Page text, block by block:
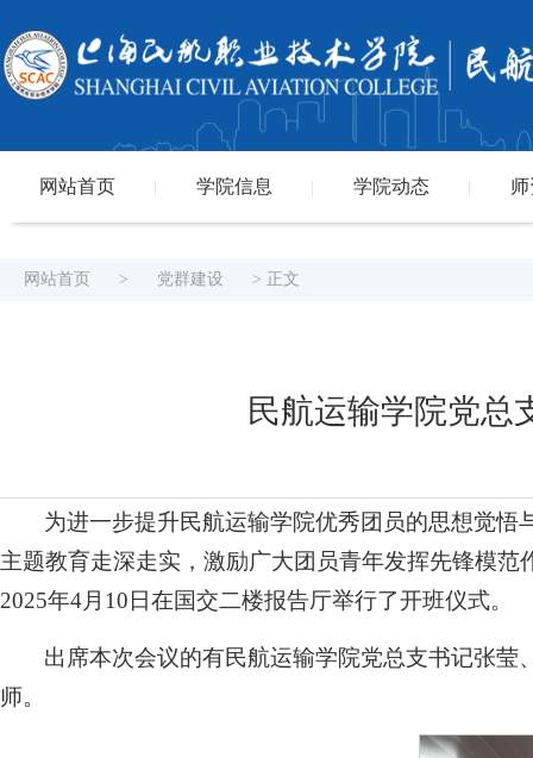
网站首页 学院信息 学院动态
网站首页 > 党群建设 > 正文
民航运输学院党总
为进一步提升民航运输学院优秀团员的思想觉
主题教育走深走实，激励广大团员青年发挥先锋模
2025年4月10日在国交二楼报告厅举行了开班仪式。
出席本次会议的有民航运输学院党总支书记张
师。